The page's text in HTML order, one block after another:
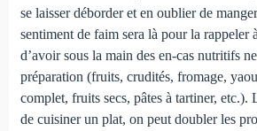
se laisser déborder et en oublier de
sentiment de faim sera là pour la rappeler
d’avoir sous la main des en-cas nutritifs
préparation (fruits, crudités, fromage,
complet, fruits secs, pâtes à tartiner, etc.).
de cuisiner un plat, on peut doubler les